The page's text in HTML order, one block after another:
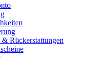
Rückerstattungen